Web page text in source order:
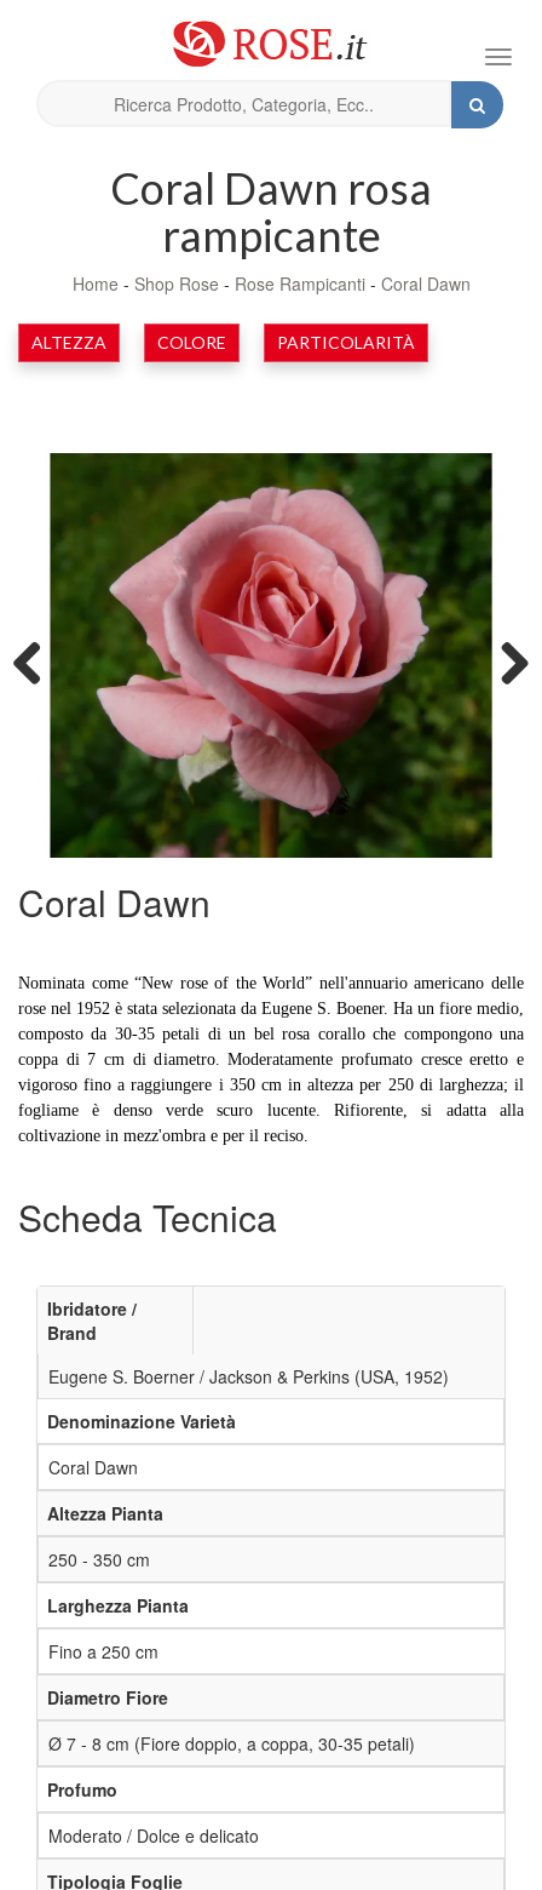
Coral Dawn rosa
rampicante
Home - Shop Rose - Rose Rampicanti - Coral Dawn
ALTEZZA COLORE PARTICOLARITÀ
Coral Dawn
Nominata come “New rose of the World” nell'annuario americano delle
rose nel 1952 è stata selezionata da Eugene S. Boener. Ha un fiore medio,
composto da 30-35 petali di un bel rosa corallo che compongono una
coppa di 7 cm di diametro. Moderatamente profumato cresce eretto e
vigoroso fino a raggiungere i 350 cm in altezza per 250 di larghezza; il
fogliame è denso verde scuro lucente. Rifiorente, si adatta alla
coltivazione in mezz'ombra e per il reciso.
Scheda Tecnica
Ibridatore /
Brand
Eugene S. Boerner / Jackson & Perkins (USA, 1952)
Denominazione Varietà
Coral Dawn
Altezza Pianta
250 - 350 cm
Larghezza Pianta
Fino a 250 cm
Diametro Fiore
Ø 7 - 8 cm (Fiore doppio, a coppa, 30-35 petali)
Profumo
Moderato / Dolce e delicato
Tipologia Foglie